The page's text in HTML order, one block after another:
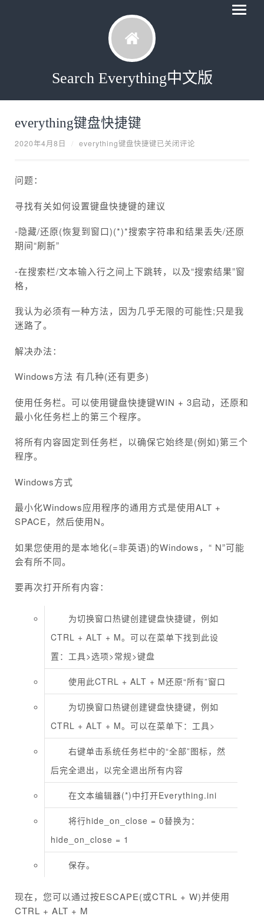
Search Everything中文版
everything键盘快捷键
2020年4月8日 everything键盘快捷键已关闭评论
问题：
寻找有关如何设置键盘快捷键的建议
-隐藏/还原(恢复到窗口)(*)*搜索字符串和结果丢失/还原
期间“刷新”
-在搜索栏/文本输入行之间上下跳转，以及“搜索结果”窗
格，
我认为必须有一种方法，因为几乎无限的可能性;只是我
迷路了。
解决办法：
Windows方法 有几种(还有更多)
使用任务栏。可以使用键盘快捷键WIN + 3启动，还原和
最小化任务栏上的第三个程序。
将所有内容固定到任务栏，以确保它始终是(例如)第三个
程序。
Windows方式
最小化Windows应用程序的通用方式是使用ALT +
SPACE，然后使用N。
如果您使用的是本地化(=非英语)的Windows，“ N”可能
会有所不同。
要再次打开所有内容：
为切换窗口热键创建键盘快捷键，例如
CTRL + ALT + M。可以在菜单下找到此设
置：工具>选项>常规>键盘
使用此CTRL + ALT + M还原“所有”窗口
为切换窗口热键创建键盘快捷键，例如
CTRL + ALT + M。可以在菜单下：工具>
右键单击系统任务栏中的“全部”图标，然
后完全退出，以完全退出所有内容
在文本编辑器(*)中打开Everything.ini
将行hide_on_close = 0替换为：
hide_on_close = 1
保存。
现在，您可以通过按ESCAPE(或CTRL + W)并使用
CTRL + ALT + M